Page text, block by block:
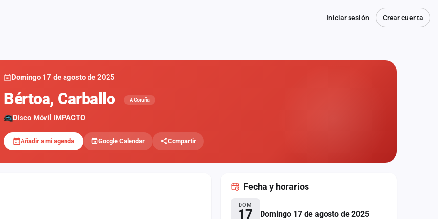
Iniciar sesión Crear cuenta
Domingo 17 de agosto de 2025
Bértoa, Carballo A Coruña
Disco Móvil IMPACTO
Añadir a mi agenda Google Calendar Compartir
Fecha y horarios
DOM
17 Domingo 17 de agosto de 2025